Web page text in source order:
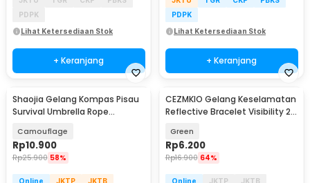
PDPK
Lihat Ketersediaan Stok
+ Keranjang
PDPK
Lihat Ketersediaan Stok
+ Keranjang
Shaojia Gelang Kompas Pisau
Survival Umbrella Rope
Camouflage
Rp10.900
Rp25.900 58%
Online JKTP
JKTB
CEZMKIO Gelang Keselamatan
Reflective Bracelet Visibility 2
Green
Rp6.200
Rp16.900 64%
Online JKTP
JKTB